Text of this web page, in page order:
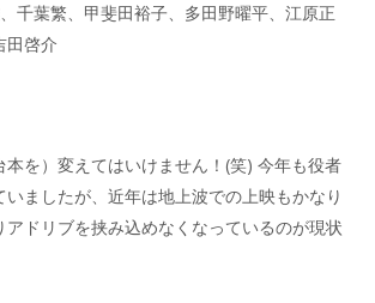
千葉繁、甲斐田裕子、多田野曜平、江原正
田啓介
を）変えてはいけません！(笑) 今年も役者
いましたが、近年は地上波での上映もかなり
アドリブを挟み込めなくなっているのが現状